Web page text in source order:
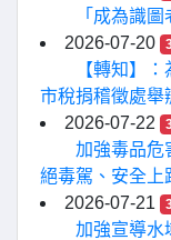
「成為識
2026-07-20
【轉知】
市稅捐稽徵處舉
2026-07-22
加強毒品危
絕毒駕、安全上
2026-07-21
加強宣導水